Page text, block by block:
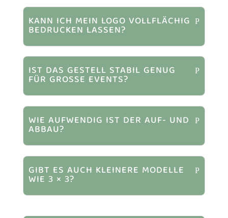
KANN ICH MEIN LOGO VOLLFLÄCHIG
BEDRUCKEN LASSEN?
IST DAS GESTELL STABIL GENUG
FÜR GROSSE EVENTS?
WIE AUFWENDIG IST DER AUF- UND
ABBAU?
GIBT ES AUCH KLEINERE MODELLE
WIE 3 × 3?